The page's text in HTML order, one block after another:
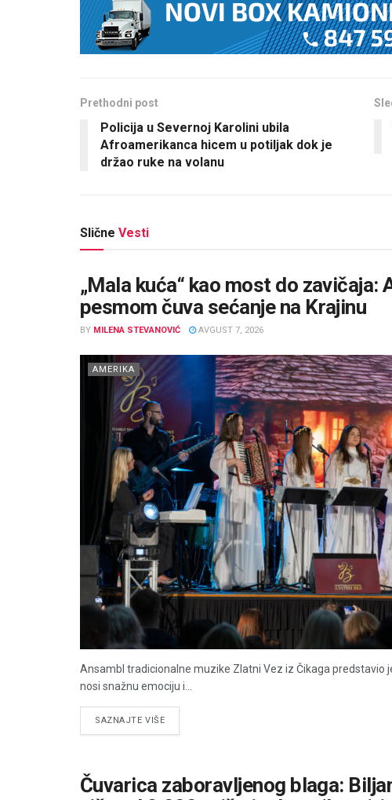
Prethodni post
Policija u Severnoj Karolini ubila
Afroamerikanca hicem u potiljak dok je
držao ruke na volanu
Slične Vesti
„Mala kuća“ kao most do zavičaja:
pesmom čuva sećanje na Krajinu
BY MILENA STEVANOVIĆ AVGUST 7, 2026
AMERIKA
Ansambl tradicionalne muzike Zlatni Vez iz Čikaga predstavio
nosi snažnu emociju i...
SAZNAJTE VIŠEDETAILS
Čuvarica zaboravljenog blaga: